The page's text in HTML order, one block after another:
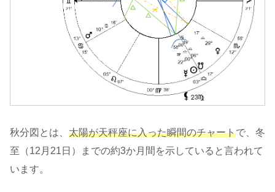
秋分図とは、 太陽が天秤座に入った瞬間のチャートで、冬
至（12月21日）までの約3か月間を示していると言われて
います。